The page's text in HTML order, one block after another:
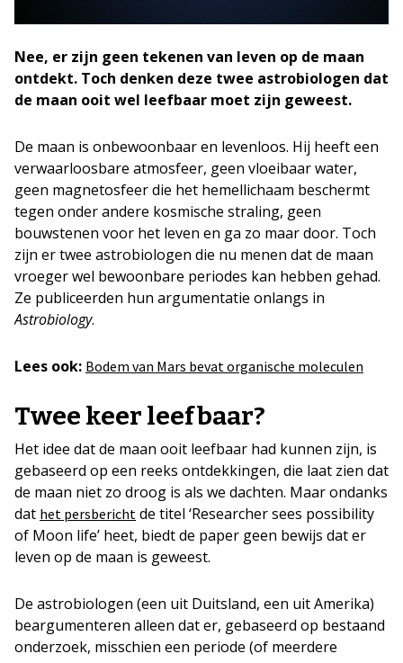
Nee, er zijn geen tekenen van leven op de maan
ontdekt. Toch denken deze twee astrobiologen dat
de maan ooit wel leefbaar moet zijn geweest.
De maan is onbewoonbaar en levenloos. Hij heeft een
verwaarloosbare atmosfeer, geen vloeibaar water,
geen magnetosfeer die het hemellichaam beschermt
tegen onder andere kosmische straling, geen
bouwstenen voor het leven en ga zo maar door. Toch
zijn er twee astrobiologen die nu menen dat de maan
vroeger wel bewoonbare periodes kan hebben gehad.
Ze publiceerden hun argumentatie onlangs in
Astrobiology.
Lees ook: Bodem van Mars bevat organische moleculen
Twee keer leefbaar?
Het idee dat de maan ooit leefbaar had kunnen zijn, is
gebaseerd op een reeks ontdekkingen, die laat zien dat
de maan niet zo droog is als we dachten. Maar ondanks
dat het persbericht de titel ‘Researcher sees possibility
of Moon life’ heet, biedt de paper geen bewijs dat er
leven op de maan is geweest.
De astrobiologen (een uit Duitsland, een uit Amerika)
beargumenteren alleen dat er, gebaseerd op bestaand
onderzoek, misschien een periode (of meerdere